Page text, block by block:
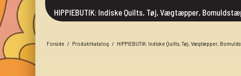
HIPPIEBUTIK: Indiske Quilts, Tøj, Vægtæpper,
Forside / Produktkatalog / HIPPIEBUTIK: Indiske Quilts, Tøj, Vægtæpper,